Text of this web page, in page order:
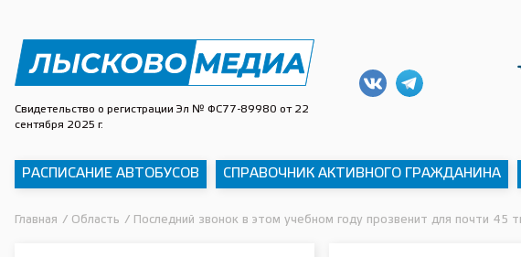
Свидетельство о регистрации Эл № ФС77-89980 от 22
сентября 2025 г.
РАСПИСАНИЕ АВТОБУСОВ СПРАВОЧНИК АКТИВНОГО ГРАЖДАНИНА
Главная / Область / Последний звонок в этом учебном году прозвенит для почти 45